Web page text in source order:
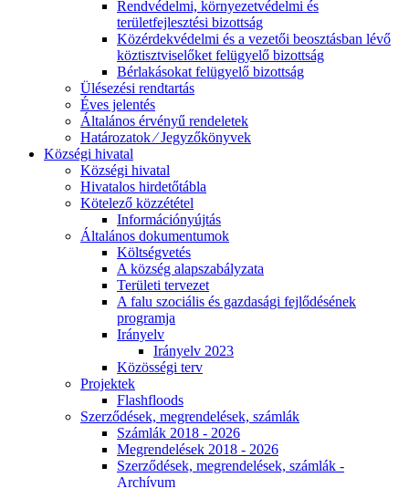
Rendvédelmi, környezetvédelmi és
területfejlesztési bizottság
Közérdekvédelmi és a vezetői beosztásban lévő
köztisztviselőket felügyelő bizottság
Bérlakásokat felügyelő bizottság
Ülésezési rendtartás
Éves jelentés
Általános érvényű rendeletek
Határozatok ⁄ Jegyzőkönyvek
Községi hivatal
Községi hivatal
Hivatalos hirdetőtábla
Kötelező közzététel
Információnyújtás
Általános dokumentumok
Költségvetés
A község alapszabályzata
Területi tervezet
A falu szociális és gazdasági fejlődésének
programja
Irányelv
Irányelv 2023
Közösségi terv
Projektek
Flashfloods
Szerződések, megrendelések, számlák
Számlák 2018 - 2026
Megrendelések 2018 - 2026
Szerződések, megrendelések, számlák -
Archívum